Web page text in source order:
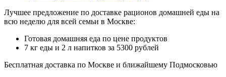
Лучшее предложение по доставке рационов домашней еды на
всю неделю для всей семьи в Москве:
Готовая домашняя еда по цене продуктов
7 кг еды и 2 л напитков за 5300 рублей
Бесплатная доставка по Москве и ближайшему Подмосковью